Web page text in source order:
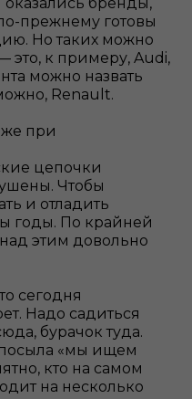
прежнему готовы
Но таких можно
это, к примеру, Audi,
можно назвать
Renault.
при
цепочки
Чтобы
и отладить
годы. По крайней
этим довольно
сегодня
Надо садиться
бурачок туда.
посыла «мы ищем
кто на самом
на несколько